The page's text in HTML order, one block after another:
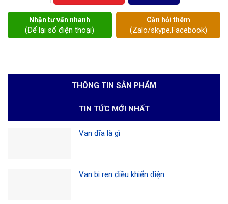
Nhận tư vấn nhanh
(Để lại số điện thoại)
Cần hỏi thêm
(Zalo/skype,Facebook)
THÔNG TIN SẢN PHẨM
TIN TỨC MỚI NHẤT
Van đĩa là gì
Van bi ren điều khiển điện